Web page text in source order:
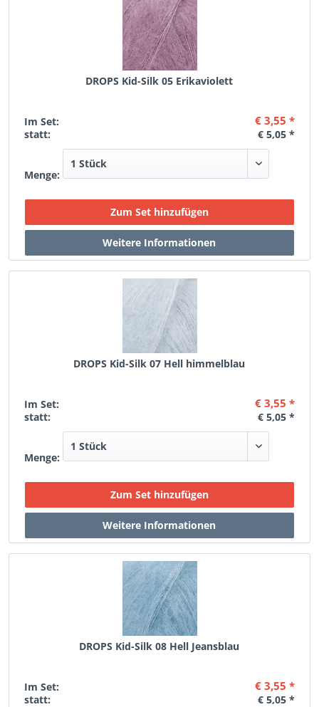
DROPS Kid-Silk 05 Erikaviolett
Im Set: € 3,55 *
statt: € 5,05 *
Menge:
DROPS Kid-Silk 07 Hell himmelblau
Im Set: € 3,55 *
statt: € 5,05 *
Menge:
DROPS Kid-Silk 08 Hell Jeansblau
Im Set: € 3,55 *
statt: € 5,05 *